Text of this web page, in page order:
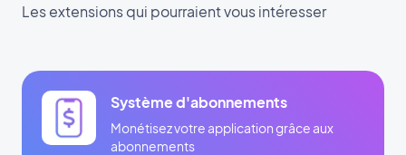
Les extensions qui pourraient vous intéresser
Système d'abonnements
Monétisez votre application grâce aux
abonnements